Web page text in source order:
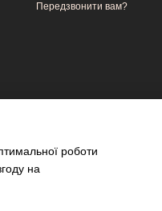
Передзвонити вам?
роботи
на